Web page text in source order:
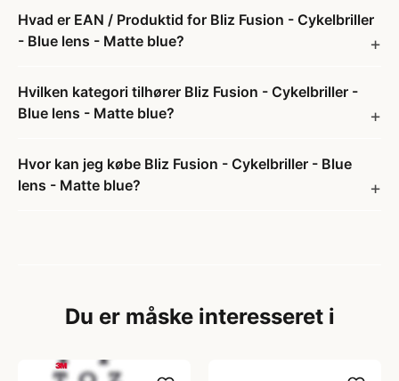
Hvad er EAN / Produktid for Bliz Fusion - Cykelbriller
- Blue lens - Matte blue?
Hvilken kategori tilhører Bliz Fusion - Cykelbriller -
Blue lens - Matte blue?
Hvor kan jeg købe Bliz Fusion - Cykelbriller - Blue
lens - Matte blue?
Du er måske interesseret i